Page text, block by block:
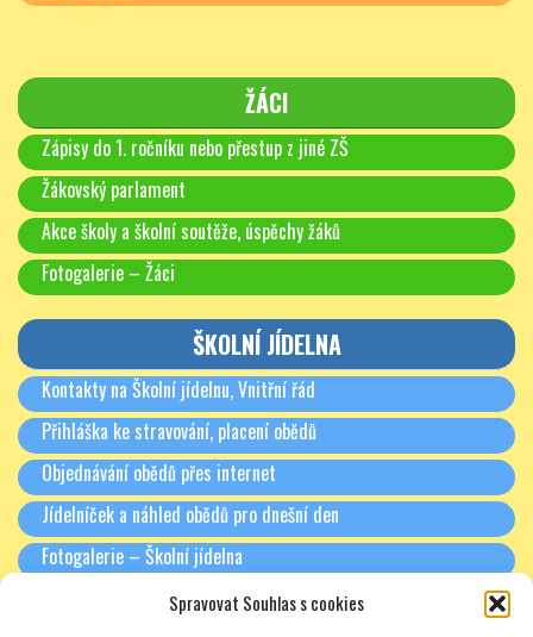
Spravovat Souhlas s cookies
ŽÁCI
Zápisy do 1. ročníku nebo přestup z jiné ZŠ
Žákovský parlament
Akce školy a školní soutěže, úspěchy žáků
Fotogalerie – Žáci
ŠKOLNÍ JÍDELNA
Kontakty na Školní jídelnu, Vnitřní řád
Přihláška ke stravování, placení obědů
Objednávání obědů přes internet
Jídelníček a náhled obědů pro dnešní den
Fotogalerie – Školní jídelna